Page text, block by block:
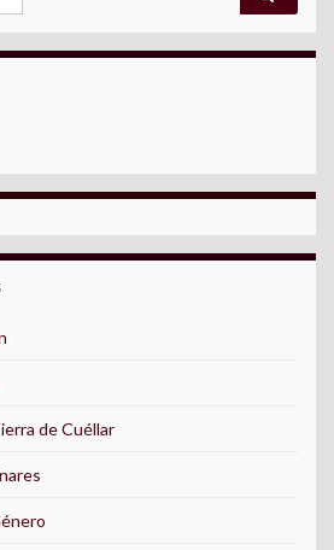
de Cuéllar